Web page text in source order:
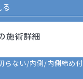
施術詳細
ない/内側/内側締め